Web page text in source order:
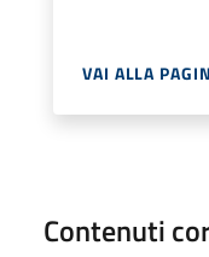
VAI ALLA
Contenuti